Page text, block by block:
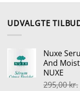
kr..
UDVALGTE
Nuxe
And
NUXE
295,00kr.